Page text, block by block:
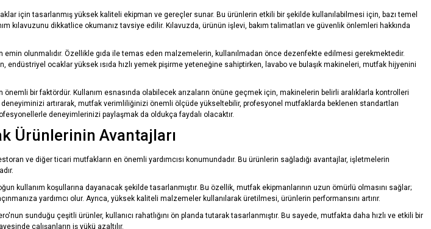
için tasarlanmış yüksek kaliteli ekipman ve gereçler sunar. Bu ürünlerin etkili bir şekilde kullanılabilmesi için, bazı temel
kılavuzunu dikkatlice okumanız tavsiye edilir. Kılavuzda, ürünün işlevi, bakım talimatları ve güvenlik önlemleri hakkında
olunmalıdır. Özellikle gıda ile temas eden malzemelerin, kullanılmadan önce dezenfekte edilmesi gerekmektedir.
endüstriyel ocaklar yüksek ısıda hızlı yemek pişirme yeteneğine sahiptirken, lavabo ve bulaşık makineleri, mutfak hijyenini
önemli bir faktördür. Kullanım esnasında olabilecek arızaların önüne geçmek için, makinelerin belirli aralıklarla kontrolleri
deneyiminizi artırarak, mutfak verimliliğinizi önemli ölçüde yükseltebilir, profesyonel mutfaklarda beklenen standartları
deneyimlerinizi paylaşmak da oldukça faydalı olacaktır.
Ürünlerinin Avantajları
ve diğer ticari mutfakların en önemli yardımcısı konumundadır. Bu ürünlerin sağladığı avantajlar, işletmelerin
kullanım koşullarına dayanacak şekilde tasarlanmıştır. Bu özellik, mutfak ekipmanlarının uzun ömürlü olmasını sağlar;
yardımcı olur. Ayrıca, yüksek kaliteli malzemeler kullanılarak üretilmesi, ürünlerin performansını artırır.
sunduğu çeşitli ürünler, kullanıcı rahatlığını ön planda tutarak tasarlanmıştır. Bu sayede, mutfakta daha hızlı ve etkili bir
çalışanların iş yükü azaltılır.